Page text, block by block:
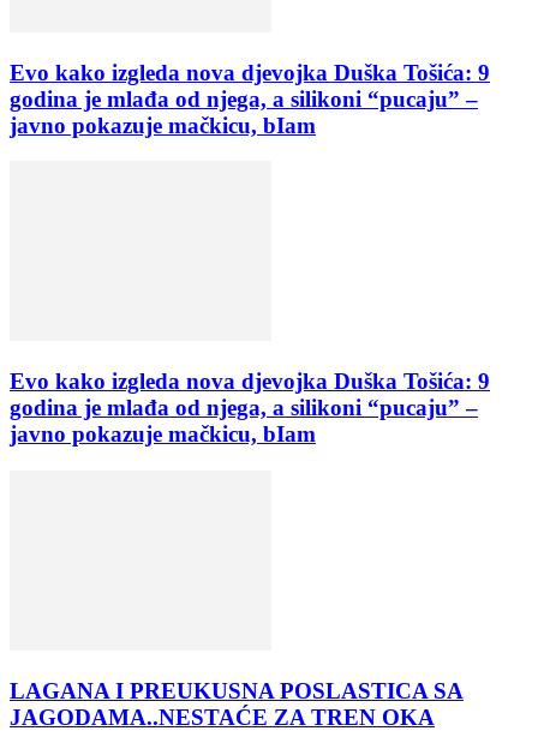
Evo kako izgleda nova djevojka Duška Tošića: 9
godina je mlađa od njega, a silikoni “pucaju” –
javno pokazuje mačkicu, bIam
Evo kako izgleda nova djevojka Duška Tošića: 9
godina je mlađa od njega, a silikoni “pucaju” –
javno pokazuje mačkicu, bIam
LAGANA I PREUKUSNA POSLASTICA SA
JAGODAMA..NESTAĆE ZA TREN OKA